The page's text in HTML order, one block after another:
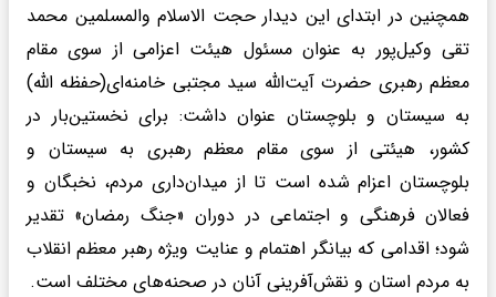
️همچنین در ابتدای این دیدار حجت الاسلام والمسلمین محمد
تقی وکیل‌پور به عنوان مسئول هیئت اعزامی از سوی مقام
معظم رهبری حضرت آیت‌الله سید مجتبی خامنه‌ای(حفظه الله)
به سیستان و بلوچستان عنوان داشت: برای نخستین‌بار در
کشور، هیئتی از سوی مقام معظم رهبری به سیستان و
بلوچستان اعزام شده است تا از میدان‌داری مردم، نخبگان و
فعالان فرهنگی و اجتماعی در دوران «جنگ رمضان» تقدیر
شود؛ اقدامی که بیانگر اهتمام و عنایت ویژه رهبر معظم انقلاب
به مردم استان و نقش‌آفرینی آنان در صحنه‌های مختلف است.